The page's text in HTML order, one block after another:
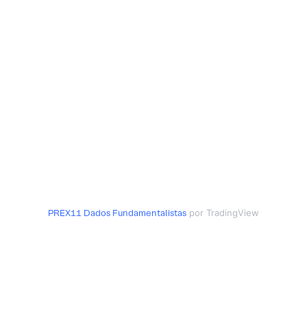
PREX11 Dados Fundamentalistas por TradingView